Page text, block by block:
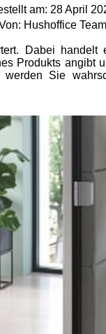
am: 28 April
Hushoffice Team
Dabei handelt
Produkts
Sie